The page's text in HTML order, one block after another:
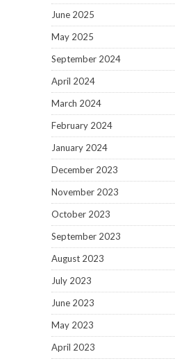
June 2025
May 2025
September 2024
April 2024
March 2024
February 2024
January 2024
December 2023
November 2023
October 2023
September 2023
August 2023
July 2023
June 2023
May 2023
April 2023